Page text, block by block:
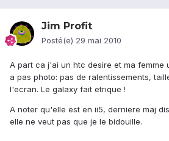
Jim Profit
Posté(e) 29 mai 2010
A part ca j'ai un htc desire et ma femme
a pas photo: pas de ralentissements,
l'ecran. Le galaxy fait etrique !
A noter qu'elle est en ii5, derniere maj
elle ne veut pas que je le bidouille.